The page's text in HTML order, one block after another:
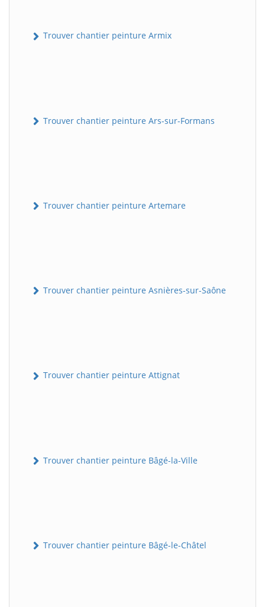
Trouver chantier peinture Armix
Trouver chantier peinture Ars-sur-Formans
Trouver chantier peinture Artemare
Trouver chantier peinture Asnières-sur-Saône
Trouver chantier peinture Attignat
Trouver chantier peinture Bâgé-la-Ville
Trouver chantier peinture Bâgé-le-Châtel